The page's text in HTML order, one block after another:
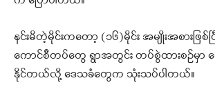
နင်းမိတဲ့မိုင်းကတော့ (၁၆)မိုင်း အမျိုးအစားဖြစ်
ကောင်စီတပ်တွေ ရွာအတွင်း တပ်စွဲထားစဉ်မှာ ထ
နိုင်တယ်လို့ ဒေသခံတွေက သုံးသပ်ပါတယ်။